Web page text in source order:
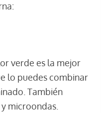
verde es la mejor
lo puedes combinar
También
microondas.